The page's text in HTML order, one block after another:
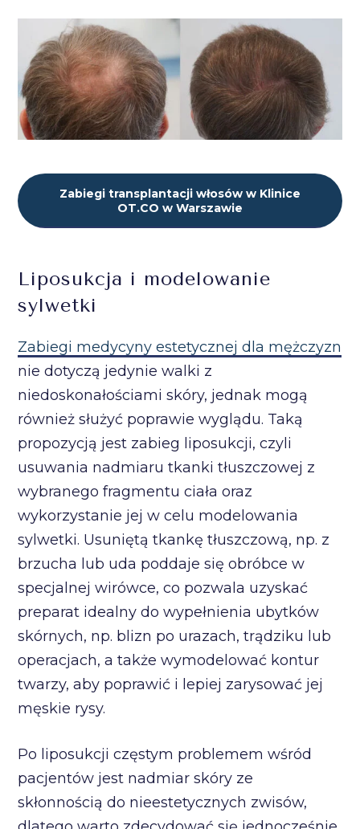
Zabiegi transplantacji włosów w Klinice
OT.CO w Warszawie
Liposukcja i modelowanie
sylwetki
Zabiegi medycyny estetycznej dla mężczyzn
nie dotyczą jedynie walki z
niedoskonałościami skóry, jednak mogą
również służyć poprawie wyglądu. Taką
propozycją jest zabieg liposukcji, czyli
usuwania nadmiaru tkanki tłuszczowej z
wybranego fragmentu ciała oraz
wykorzystanie jej w celu modelowania
sylwetki. Usuniętą tkankę tłuszczową, np. z
brzucha lub uda poddaje się obróbce w
specjalnej wirówce, co pozwala uzyskać
preparat idealny do wypełnienia ubytków
skórnych, np. blizn po urazach, trądziku lub
operacjach, a także wymodelować kontur
twarzy, aby poprawić i lepiej zarysować jej
męskie rysy.
Po liposukcji częstym problemem wśród
pacjentów jest nadmiar skóry ze
skłonnością do nieestetycznych zwisów,